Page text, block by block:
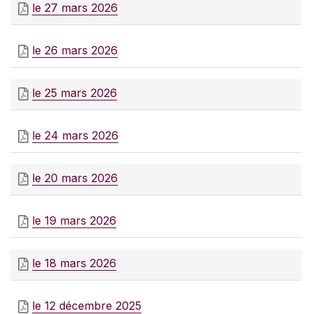
le 27 mars 2026
le 26 mars 2026
le 25 mars 2026
le 24 mars 2026
le 20 mars 2026
le 19 mars 2026
le 18 mars 2026
le 12 décembre 2025